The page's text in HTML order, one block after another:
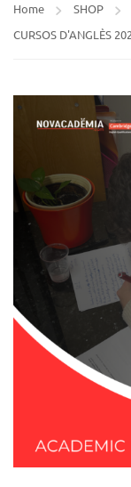
Home
SHOP
CURSOS D'ANGLÈS